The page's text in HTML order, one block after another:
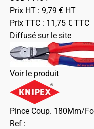
Prix HT : 9,79 € HT
Prix TTC : 11,75 € TTC
Diffusé sur le site
Voir le produit
Pince Coup. 180Mm/
Ref :